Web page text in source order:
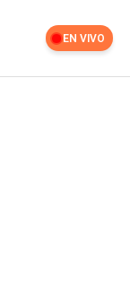
EN VIVO